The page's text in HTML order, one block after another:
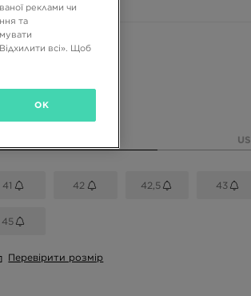
кольори
розмір
US
41 42 42,5 43
45
Перевірити розмір
реклами чи
та
всі». Щоб
OK